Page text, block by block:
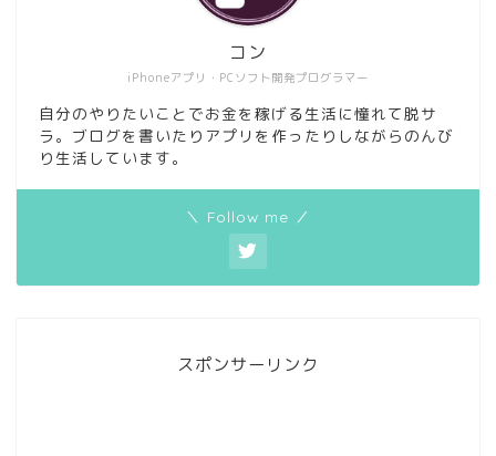
iPhoneアプリ・PCソフト開発プログラマー
コン
自分のやりたいことでお金を稼げる生活に憧れて脱サ
ラ。ブログを書いたりアプリを作ったりしながらのんび
り生活しています。
＼ Follow me ／
スポンサーリンク